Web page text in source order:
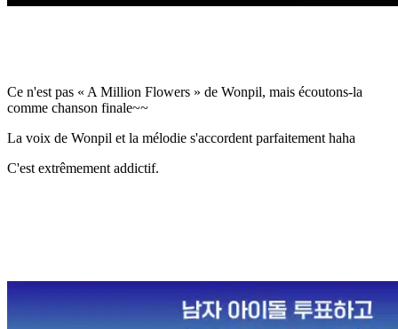
Ce n'est pas « A Million Flowers » de Wonpil, mais écoutons-la
comme chanson finale~~
La voix de Wonpil et la mélodie s'accordent parfaitement haha
C'est extrêmement addictif.